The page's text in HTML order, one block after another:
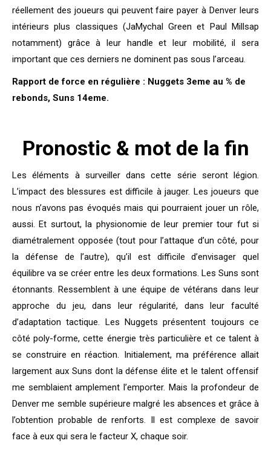
réellement des joueurs qui peuvent faire payer à Denver leurs
intérieurs plus classiques (JaMychal Green et Paul Millsap
notamment) grâce à leur handle et leur mobilité, il sera
important que ces derniers ne dominent pas sous l’arceau.
Rapport de force en régulière : Nuggets 3eme au % de
rebonds, Suns 14eme.
Pronostic & mot de la fin
Les éléments à surveiller dans cette série seront légion.
L’impact des blessures est difficile à jauger. Les joueurs que
nous n’avons pas évoqués mais qui pourraient jouer un rôle,
aussi. Et surtout, la physionomie de leur premier tour fut si
diamétralement opposée (tout pour l’attaque d’un côté, pour
la défense de l’autre), qu’il est difficile d’envisager quel
équilibre va se créer entre les deux formations. Les Suns sont
étonnants. Ressemblent à une équipe de vétérans dans leur
approche du jeu, dans leur régularité, dans leur faculté
d’adaptation tactique. Les Nuggets présentent toujours ce
côté poly-forme, cette énergie très particulière et ce talent à
se construire en réaction. Initialement, ma préférence allait
largement aux Suns dont la défense élite et le talent offensif
me semblaient amplement l’emporter. Mais la profondeur de
Denver me semble supérieure malgré les absences et grâce à
l’obtention probable de renforts. Il est complexe de savoir
face à eux qui sera le facteur X, chaque soir.